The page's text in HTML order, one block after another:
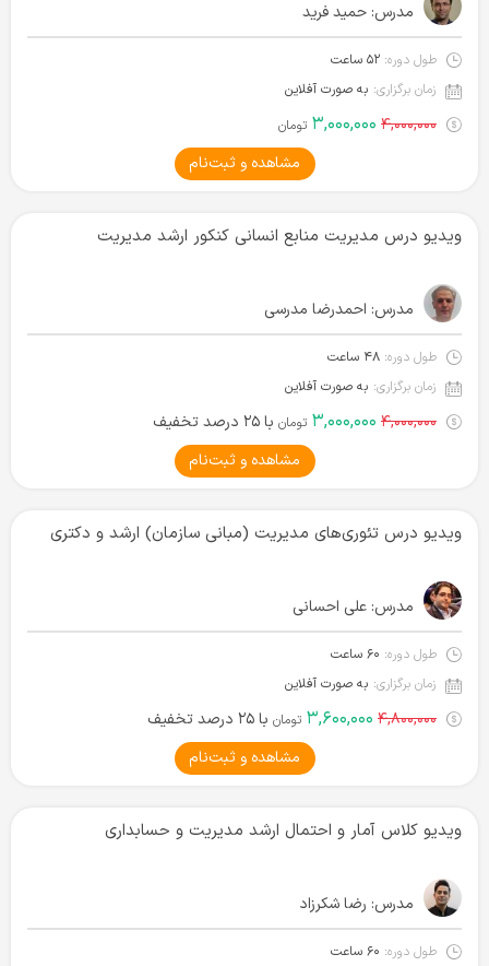
مدرس: حمید فرید
طول دوره: ۵۲ ساعت
زمان برگزاری: به صورت آفلاین
۴,۰۰۰,۰۰۰ ۳,۰۰۰,۰۰۰ تومان
مشاهده و ثبت‌نام
ویدیو درس مدیریت منابع انسانی کنکور ارشد مدیریت
مدرس: احمدرضا مدرسی
طول دوره: ۴۸ ساعت
زمان برگزاری: به صورت آفلاین
۴,۰۰۰,۰۰۰ ۳,۰۰۰,۰۰۰ تومان با ۲۵ درصد تخفیف
مشاهده و ثبت‌نام
ویدیو درس تئوری‌های مدیریت (مبانی سازمان) ارشد و دکتری
مدرس: علی احسانی
طول دوره: ۶۰ ساعت
زمان برگزاری: به صورت آفلاین
۴,۸۰۰,۰۰۰ ۳,۶۰۰,۰۰۰ تومان با ۲۵ درصد تخفیف
مشاهده و ثبت‌نام
ویدیو کلاس آمار و احتمال ارشد مدیریت و حسابداری
مدرس: رضا شکرزاد
طول دوره: ۶۰ ساعت